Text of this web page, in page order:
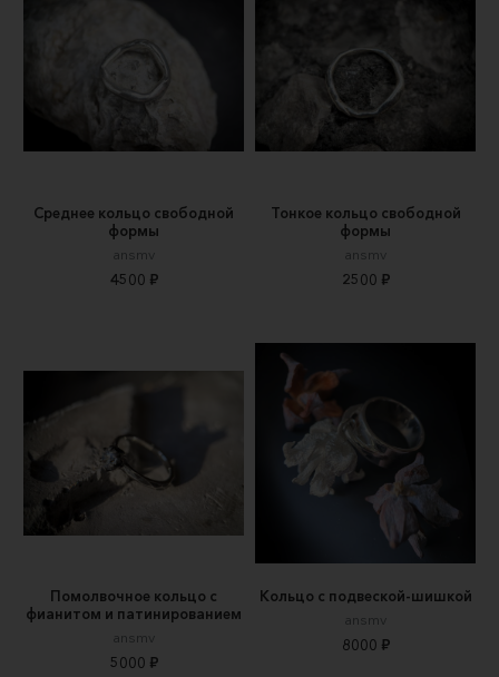
Среднее кольцо свободной
формы
ansmv
4500 ₽
Тонкое кольцо свободной
формы
ansmv
2500 ₽
Помолвочное кольцо с
фианитом и патинированием
ansmv
5000 ₽
Кольцо с подвеской-шишкой
ansmv
8000 ₽